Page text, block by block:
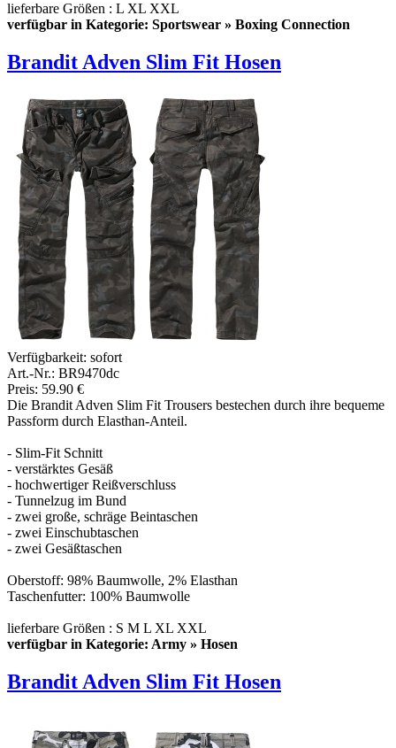
lieferbare Größen : L XL XXL
verfügbar in Kategorie: Sportswear » Boxing Connection
Brandit Adven Slim Fit Hosen
Verfügbarkeit: sofort
Art.-Nr.: BR9470dc
Preis: 59.90 €
Die Brandit Adven Slim Fit Trousers bestechen durch ihre bequeme
Passform durch Elasthan-Anteil.
- Slim-Fit Schnitt
- verstärktes Gesäß
- hochwertiger Reißverschluss
- Tunnelzug im Bund
- zwei große, schräge Beintaschen
- zwei Einschubtaschen
- zwei Gesäßtaschen
Oberstoff: 98% Baumwolle, 2% Elasthan
Taschenfutter: 100% Baumwolle
lieferbare Größen : S M L XL XXL
verfügbar in Kategorie: Army » Hosen
Brandit Adven Slim Fit Hosen